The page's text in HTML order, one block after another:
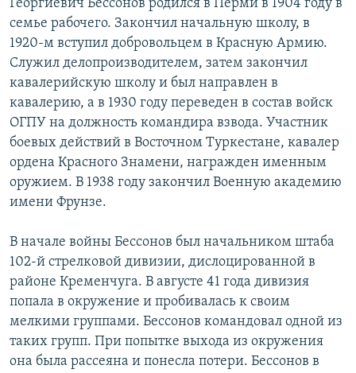
Георгиевич Бессонов родился в Перми в 1904 году в
семье рабочего. Закончил начальную школу, в
1920-м вступил добровольцем в Красную Армию.
Служил делопроизводителем, затем закончил
кавалерийскую школу и был направлен в
кавалерию, а в 1930 году переведен в состав войск
ОГПУ на должность командира взвода. Участник
боевых действий в Восточном Туркестане, кавалер
ордена Красного Знамени, награжден именным
оружием. В 1938 году закончил Военную академию
имени Фрунзе.
В начале войны Бессонов был начальником штаба
102-й стрелковой дивизии, дислоцированной в
районе Кременчуга. В августе 41 года дивизия
попала в окружение и пробивалась к своим
мелкими группами. Бессонов командовал одной из
таких групп. При попытке выхода из окружения
она была рассеяна и понесла потери. Бессонов в